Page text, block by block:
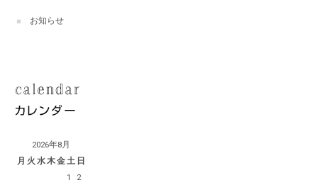
お知らせ
2026年8月
月 火 水木金土 日
1
2